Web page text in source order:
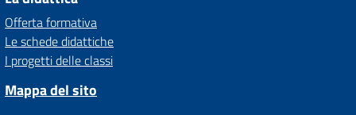
Offerta formativa
Le schede didattiche
I progetti delle classi
Mappa del sito